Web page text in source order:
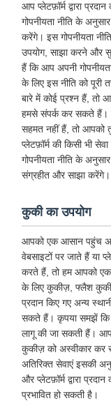
आप प्लेटफ़ॉर्म द्वारा
गोपनीयता नीति के
करेंगे। इस गोपनीयता
उपयोग, साझा करने और
हैं कि आप अपनी
के लिए इस नीति को पूरी
बारे में कोई प्रश्न हैं, तो
हमसे संपर्क कर सकते हैं।
सहमत नहीं हैं, तो आपको
प्लेटफ़ॉर्म की किसी भी
गोपनीयता नीति के
संग्रहीत और साझा करेंगे।
कुकी का उपयोग
आपको एक आसान पहुंच
वेबसाइटों पर जाते हैं या
करते हैं, तो हम आपको एक
के लिए कुकीज़, फ्लैश
प्रदान किए गए अन्य
सकते हैं। कृपया समझें कि
लागू की जा सकती हैं।
कुकीज़ को अस्वीकार कर
अतिरिक्त सेवाएं इसकी
और प्लेटफ़ॉर्म द्वारा
प्रभावित हो सकती है।